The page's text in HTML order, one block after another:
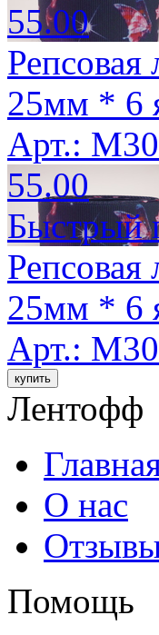
55.00
Репсовая
25мм * 6
Арт.:
55.00
Быстрый
Репсовая
25мм * 6
Арт.:
Лентофф
О нас
Помощь